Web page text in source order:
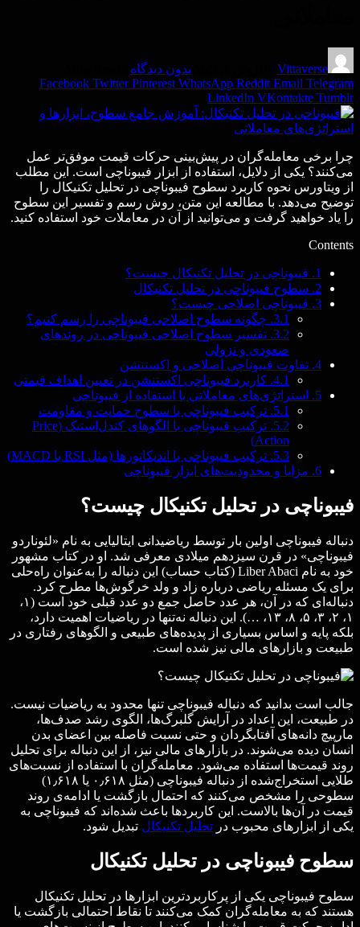
Vittaverse بدون دیدگاه
Facebook Twitter Pinterest WhatsApp Reddit Email Telegram
LinkedIn VKontakte Tumblr
چرا برخی معامله‌گران در پیش‌بینی حرکات قیمت موفق‌تر عمل
می‌کنند؟ یکی از دلایل، استفاده از ابزار فیبوناچی است. این مطلب
از ویتاورس نحوه کاربرد سطوح فیبوناچی در تحلیل تکنیکال را
توضیح می‌دهد. با مطالعه این متن، روش رسم و تفسیر این سطوح
را یاد خواهید گرفت و می‌توانید از آن در معاملات خود استفاده کنید.
Contents
1. فیبوناچی در تحلیل تکنیکال چیست؟
2. سطوح فیبوناچی در تحلیل تکنیکال
3. فیبوناچی اصلاحی چیست؟
3.1. چگونه سطوح اصلاحی فیبوناچی را رسم کنیم؟
3.2. تفسیر سطوح اصلاحی فیبوناچی در روندهای
صعودی و نزولی
4. تفاوت فیبوناچی اصلاحی و اکستنشن
4.1. کاربرد فیبوناچی اکستنشن در تعیین اهداف قیمتی
5.
استراتژی‌های معاملاتی با استفاده از فیبوناچی
5.1. ترکیب فیبوناچی با سطوح حمایت و مقاومت
5.2.
ترکیب فیبوناچی با الگوهای کندل‌استیک (Price
Action)
5.3. ترکیب فیبوناچی با اندیکاتورها (مثل RSI یا MACD)
6. مزایا و محدودیت‌های ابزار فیبوناچی
فیبوناچی در تحلیل تکنیکال چیست؟
دنباله فیبوناچی اولین بار توسط ریاضیدانی ایتالیایی به نام «لئوناردو
فیبوناچی» در قرن سیزدهم میلادی معرفی شد. او در کتاب مشهور
خود به نام Liber Abaci (کتاب حساب) این دنباله را به‌عنوان راه‌حلی
برای یک مسئله ریاضی درباره زاد و ولد خرگوش‌ها مطرح کرد.
دنباله‌ای که در آن، هر عدد حاصل جمع دو عدد قبلی خود است (۱،
۱، ۲، ۳، ۵، ۸، ۱۳، …). این دنباله نه‌تنها در ریاضیات اهمیت دارد،
بلکه پایه و اساس بسیاری از پدیده‌های طبیعی و الگوهای رفتاری در
طبیعت و بازارهای مالی نیز شده است.
جالب است بدانید که دنباله فیبوناچی تنها محدود به ریاضیات نیست.
در طبیعت، این اعداد در آرایش گلبرگ‌ها، الگوی رشد صدف‌ها،
مارپیچ دانه‌های آفتابگردان و حتی نسبت فاصله بین اعضای بدن
انسان دیده می‌شوند. در بازارهای مالی نیز، از این دنباله برای تحلیل
روند قیمت‌ها استفاده می‌شود. معامله‌گران با استفاده از نسبت‌های
طلایی استخراج‌شده از دنباله فیبوناچی (مثل ۰٫۶۱۸ یا ۱٫۶۱۸)
سطوحی را مشخص می‌کنند که احتمال بازگشت یا ادامه‌ی روند
قیمت در آن‌ها بالاست. این کاربردها باعث شده‌اند که فیبوناچی به
یکی از ابزارهای محبوب در تحلیل تکنیکال تبدیل شود.
سطوح فیبوناچی در تحلیل تکنیکال
سطوح فیبوناچی یکی از پرکاربردترین ابزارها در تحلیل تکنیکال
هستند که به معامله‌گران کمک می‌کنند تا نقاط احتمالی بازگشت یا